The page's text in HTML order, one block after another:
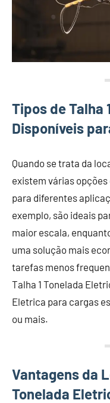
Tipos de Talha
Disponíveis
Quando se trata da
existem várias
para diferentes
exemplo, são ideais
maior escala,
uma solução mais
tarefas menos
Talha 1 Tonelada
Eletrica para cargas
ou mais.
Vantagens da
Tonelada